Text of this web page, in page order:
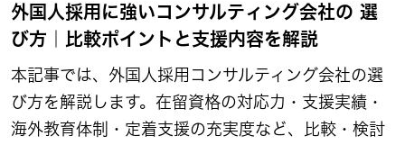
外国人採用に強いコンサルティング会社の 選
び方｜比較ポイントと支援内容を解説
本記事では、外国人採用コンサルティング会社の選
び方を解説します。在留資格の対応力・支援実績・
海外教育体制・定着支援の充実度など、比較・検討